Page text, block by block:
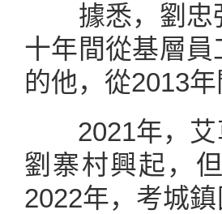
據悉，劉忠強
十年間從基層
的他，從2013
2021年，艾
劉寨村興起，
2022年，考城